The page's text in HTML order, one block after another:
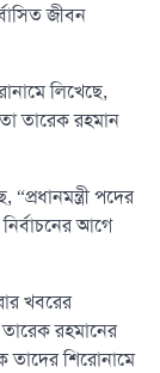
জীবন
লিখেছে,
তারেক রহমান
পদের
আগে
খবরের
তারেক রহমানের
তাদের শিরোনামে